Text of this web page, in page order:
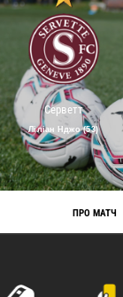
Серветт
Ліліан Нджо (53)
ПРО МАТЧ